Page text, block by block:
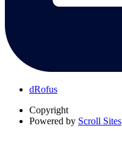
dRofus
Copyright
Powered by Scroll Sites